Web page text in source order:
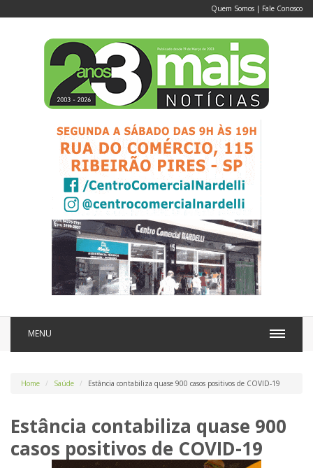
Quem Somos | Fale Conosco
MENU
Home Saúde Estância contabiliza quase 900 casos positivos de COVID-19
Estância contabiliza quase 900
casos positivos de COVID-19